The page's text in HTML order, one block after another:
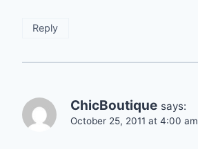
Reply
ChicBoutique says:
October 25, 2011 at 4:00 am